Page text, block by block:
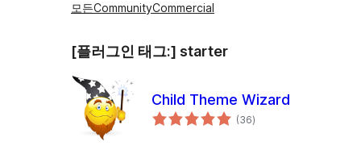
모든CommunityCommercial
[플러그인 태그:] starter
Child Theme Wizard
(36전
체)